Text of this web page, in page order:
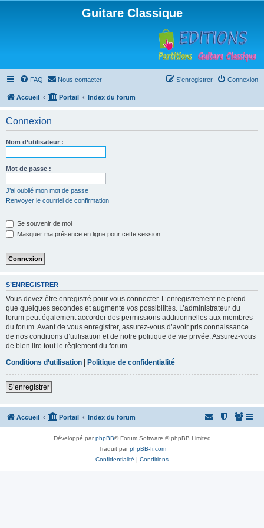
Guitare Classique
FAQ Nous contacter Connexion
S’enregistrer
Accueil Portail Index du forum
Connexion
Nom d’utilisateur :
Mot de passe :
J’ai oublié mon mot de passe
Renvoyer le courriel de confirmation
Se souvenir de moi
Masquer ma présence en ligne pour cette session
S’ENREGISTRER
Vous devez être enregistré pour vous connecter. L’enregistrement ne prend
que quelques secondes et augmente vos possibilités. L’administrateur du
forum peut également accorder des permissions additionnelles aux membres
du forum. Avant de vous enregistrer, assurez-vous d’avoir pris connaissance
de nos conditions d’utilisation et de notre politique de vie privée. Assurez-vous
de bien lire tout le règlement du forum.
Conditions d’utilisation | Politique de confidentialité
S’enregistrer
Accueil Portail Index du forum
Développé parphpBB® Forum Software © phpBB Limited
Traduit parphpBB-fr.com
Confidentialité | Conditions